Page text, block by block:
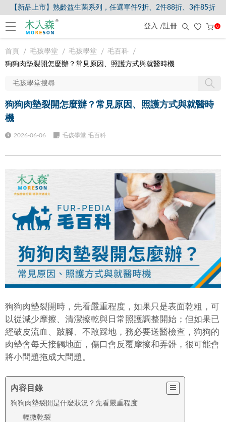
【新品上市】熟齡益生菌系列，任選單件9折、2件88折、3件85折
登入 /註冊 0
首頁 毛孩學堂 毛孩學堂
毛百科
狗狗肉墊裂開怎麼辦？常見原因、照護方式與就醫時機
狗狗肉墊裂開怎麼辦？常見原因、照護方式與就醫時
機
2026-06-06 毛孩學堂,毛百科
狗狗肉墊裂開時，先看嚴重程度，如果只是表面乾粗，可
以從減少摩擦、清潔擦乾與日常照護調整開始；但如果已
經破皮流血、跛腳、不敢踩地，務必要送醫檢查，狗狗的
肉墊會每天接觸地面，傷口會反覆摩擦和弄髒，很可能會
將小問題拖成大問題。
內容目錄
狗狗肉墊裂開是什麼狀況？先看嚴重程度
輕微乾裂